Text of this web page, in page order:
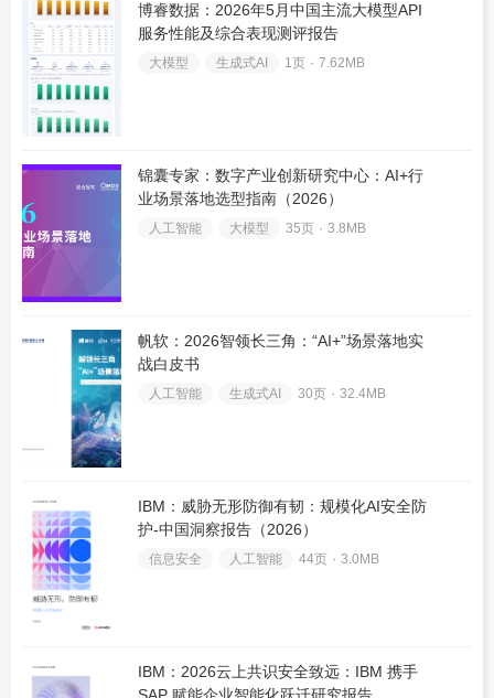
博睿数据：2026年5月中国主流大模型API
服务性能及综合表现测评报告
大模型 生成式AI 1页 ۰ 7.62MB
锦囊专家：数字产业创新研究中心：AI+行
业场景落地选型指南（2026）
人工智能 大模型 35页 ۰ 3.8MB
帆软：2026智领长三角：“AI+”场景落地实
战白皮书
人工智能 生成式AI 30页 ۰ 32.4MB
IBM：威胁无形防御有韧：规模化AI安全防
护-中国洞察报告（2026）
信息安全 人工智能 44页 ۰ 3.0MB
IBM：2026云上共识安全致远：IBM 携手